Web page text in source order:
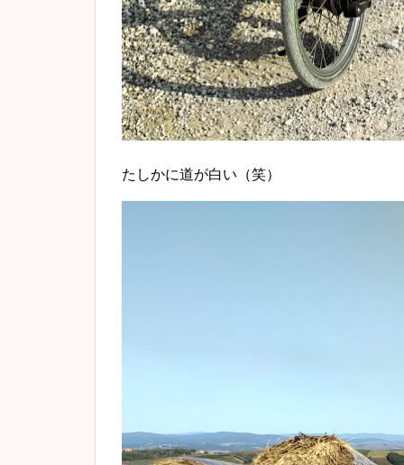
たしかに道が白い（笑）